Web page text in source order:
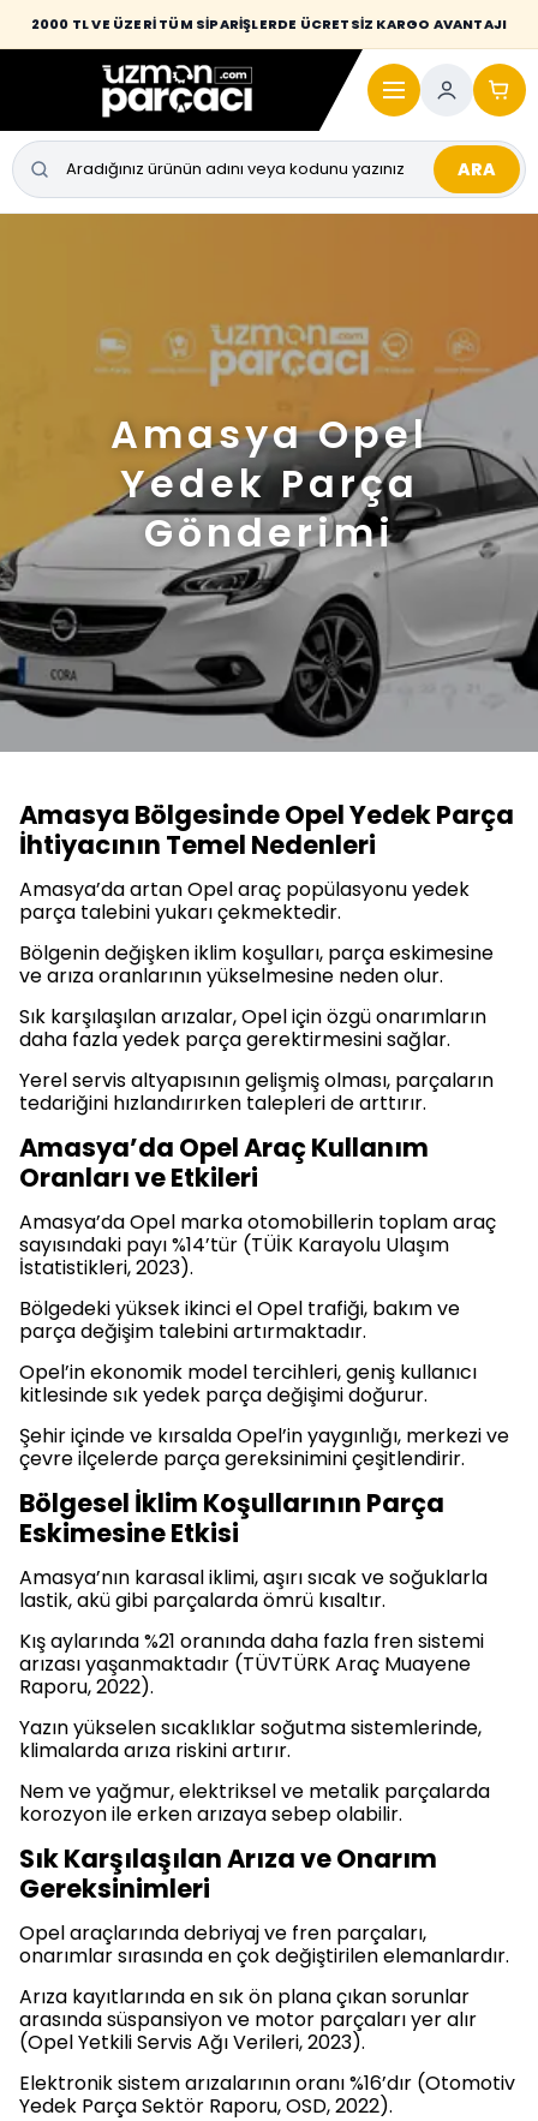
2000 TL VE ÜZERİ TÜM SİPARİŞLERDE ÜCRETSİZ KARGO AVANTAJI
ARA
Amasya Opel
Yedek Parça
Gönderimi
Amasya Bölgesinde Opel Yedek Parça
İhtiyacının Temel Nedenleri
Amasya’da artan Opel araç popülasyonu yedek
parça talebini yukarı çekmektedir.
Bölgenin değişken iklim koşulları, parça eskimesine
ve arıza oranlarının yükselmesine neden olur.
Sık karşılaşılan arızalar, Opel için özgü onarımların
daha fazla yedek parça gerektirmesini sağlar.
Yerel servis altyapısının gelişmiş olması, parçaların
tedariğini hızlandırırken talepleri de arttırır.
Amasya’da Opel Araç Kullanım
Oranları ve Etkileri
Amasya’da Opel marka otomobillerin toplam araç
sayısındaki payı %14’tür (TÜİK Karayolu Ulaşım
İstatistikleri, 2023).
Bölgedeki yüksek ikinci el Opel trafiği, bakım ve
parça değişim talebini artırmaktadır.
Opel’in ekonomik model tercihleri, geniş kullanıcı
kitlesinde sık yedek parça değişimi doğurur.
Şehir içinde ve kırsalda Opel’in yaygınlığı, merkezi ve
çevre ilçelerde parça gereksinimini çeşitlendirir.
Bölgesel İklim Koşullarının Parça
Eskimesine Etkisi
Amasya’nın karasal iklimi, aşırı sıcak ve soğuklarla
lastik, akü gibi parçalarda ömrü kısaltır.
Kış aylarında %21 oranında daha fazla fren sistemi
arızası yaşanmaktadır (TÜVTÜRK Araç Muayene
Raporu, 2022).
Yazın yükselen sıcaklıklar soğutma sistemlerinde,
klimalarda arıza riskini artırır.
Nem ve yağmur, elektriksel ve metalik parçalarda
korozyon ile erken arızaya sebep olabilir.
Sık Karşılaşılan Arıza ve Onarım
Gereksinimleri
Opel araçlarında debriyaj ve fren parçaları,
onarımlar sırasında en çok değiştirilen elemanlardır.
Arıza kayıtlarında en sık ön plana çıkan sorunlar
arasında süspansiyon ve motor parçaları yer alır
(Opel Yetkili Servis Ağı Verileri, 2023).
Elektronik sistem arızalarının oranı %16’dır (Otomotiv
Yedek Parça Sektör Raporu, OSD, 2022).